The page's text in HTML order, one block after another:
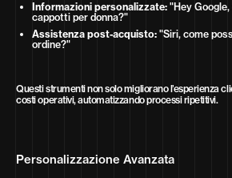
Informazioni personalizzate:"Hey Google,
cappotti per donna?"
Assistenza post-acquisto:"Siri, come
ordine?"
Questi strumenti non solo migliorano l’esperienza
costi operativi, automatizzando processi ripetitivi.
Personalizzazione Avanzata